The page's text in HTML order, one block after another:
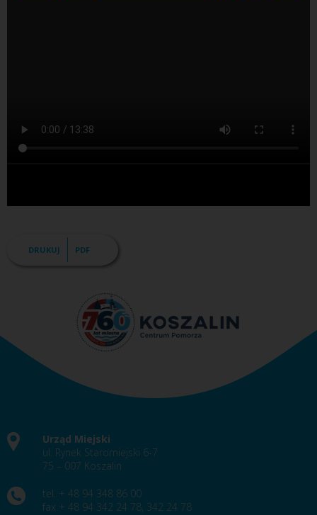
DRUKUJ PDF
Urząd Miejski
ul. Rynek Staromiejski 6-7
75 – 007 Koszalin
tel. + 48 94 348 86 00
fax + 48 94 342 24 78, 342 24 78